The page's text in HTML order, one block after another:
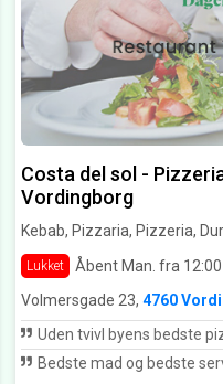
Costa del sol - Pizzeria
Vordingborg
Kebab, Pizzaria, Pizzeria,
Lukket Åbent Man. fra
Volmersgade 23, 4760
Uden tvivl byens bedste pizzaria. Deres service er
Bedste mad og bedste service jeg længe har set. Har været forbi mange forskellige pizzaria i Vordingborg Pappas, gyldne hjørne og hvad ved jeg.